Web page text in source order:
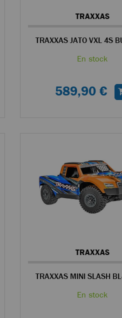
TRAXXAS
En stock
589,90 €
TRAXXAS
En stock